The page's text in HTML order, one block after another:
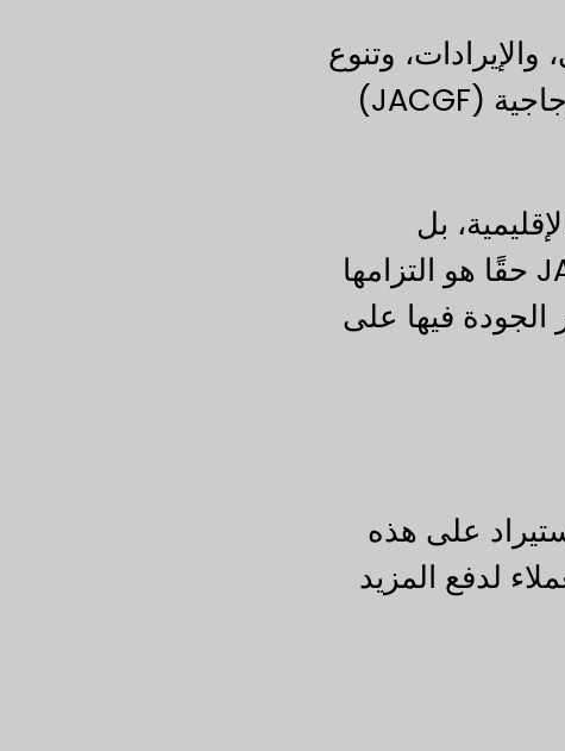
وتنوع
المنتجات. مع مراعاة كل هذه العوامل، أعتقد أن اسم مصنع جبل علي للحاويات الزجاجية (JACGF)
بل
بتركيزها المتواصل على القوارير الزجاجية والحاويات وحلول التغليف. ما يميز JACGF حقًا هو التزامها
الجودة فيها على
على هذه
لدفع المزيد